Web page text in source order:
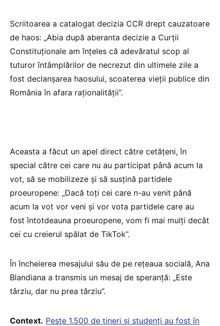
Scriitoarea a catalogat decizia CCR drept cauzatoare
de haos: „Abia după aberanta decizie a Curții
Constituționale am înțeles că adevăratul scop al
tuturor întâmplărilor de necrezut din ultimele zile a
fost declanșarea haosului, scoaterea vieții publice din
România în afara raționalității”.
Aceasta a făcut un apel direct către cetățeni, în
special către cei care nu au participat până acum la
vot, să se mobilizeze și să susțină partidele
proeuropene: „Dacă toți cei care n-au venit până
acum la vot vor veni și vor vota partidele care au
fost întotdeauna proeuropene, vom fi mai mulți decât
cei cu creierul spălat de TikTok”.
În încheierea mesajului său de pe rețeaua socială, Ana
Blandiana a transmis un mesaj de speranță: „Este
târziu, dar nu prea târziu”.
Context. Peste 1.500 de tineri și studenți au fost în